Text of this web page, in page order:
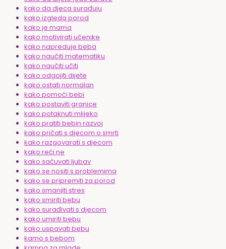
kako da djeca surađuju
kako izgleda porod
kako je mama
kako motivirati učenike
kako napreduje beba
kako naučiti matematiku
kako naučiti učiti
kako odgojiti dijete
kako ostati normalan
kako pomoći bebi
kako postaviti granice
kako potaknuti mlijeko
kako pratiti bebin razvoj
kako pričati s djecom o smrti
kako razgovarati s djecom
kako reći ne
kako sačuvati ljubav
kako se nositi s problemima
kako se pripremiti za porod
kako smanjiti stres
kako smiriti bebu
kako surađivati s djecom
kako umiriti bebu
kako uspavati bebu
kamo s bebom